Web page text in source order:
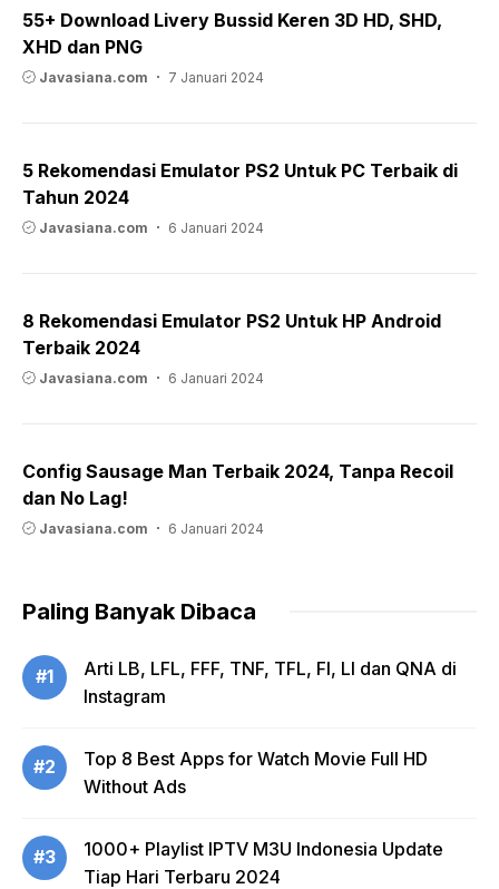
55+ Download Livery Bussid Keren 3D HD, SHD,
XHD dan PNG
Javasiana.com 7 Januari 2024
5 Rekomendasi Emulator PS2 Untuk PC Terbaik di
Tahun 2024
Javasiana.com 6 Januari 2024
8 Rekomendasi Emulator PS2 Untuk HP Android
Terbaik 2024
Javasiana.com 6 Januari 2024
Config Sausage Man Terbaik 2024, Tanpa Recoil
dan No Lag!
Javasiana.com 6 Januari 2024
Paling Banyak Dibaca
#1
Arti LB, LFL, FFF, TNF, TFL, FI, LI dan QNA di
Instagram
#2
Top 8 Best Apps for Watch Movie Full HD
Without Ads
#3
1000+ Playlist IPTV M3U Indonesia Update
Tiap Hari Terbaru 2024